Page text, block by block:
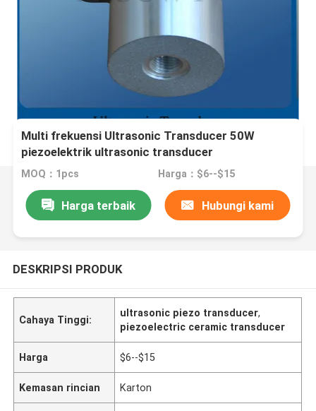
Multi frekuensi Ultrasonic Transducer 50W
piezoelektrik ultrasonic transducer
MOQ：1pcs Harga：$6--$15
Harga terbaik Hubungi kami
DESKRIPSI PRODUK
Cahaya Tinggi:
ultrasonic piezo transducer,
piezoelectric ceramic transducer
Harga $6--$15
Kemasan rincian Karton